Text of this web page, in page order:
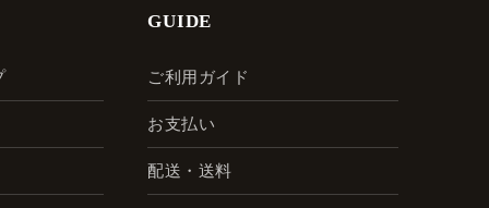
GUIDE
ご利用ガイド
お支払い
配送・送料